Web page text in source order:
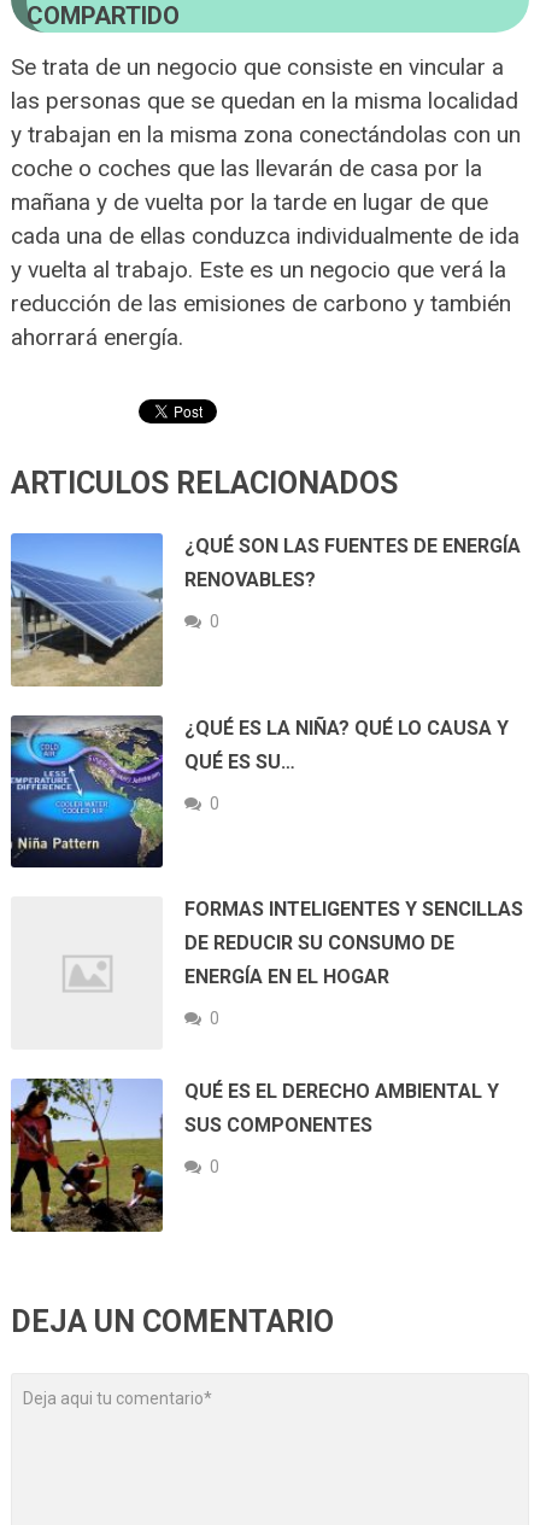
COMPARTIDO
Se trata de un negocio que consiste en vincular a
las personas que se quedan en la misma localidad
y trabajan en la misma zona conectándolas con un
coche o coches que las llevarán de casa por la
mañana y de vuelta por la tarde en lugar de que
cada una de ellas conduzca individualmente de ida
y vuelta al trabajo. Este es un negocio que verá la
reducción de las emisiones de carbono y también
ahorrará energía.
ARTICULOS RELACIONADOS
¿QUÉ SON LAS FUENTES DE ENERGÍA
RENOVABLES?
0
¿QUÉ ES LA NIÑA? QUÉ LO CAUSA Y
QUÉ ES SU…
0
FORMAS INTELIGENTES Y SENCILLAS
DE REDUCIR SU CONSUMO DE
ENERGÍA EN EL HOGAR
0
QUÉ ES EL DERECHO AMBIENTAL Y
SUS COMPONENTES
0
DEJA UN COMENTARIO